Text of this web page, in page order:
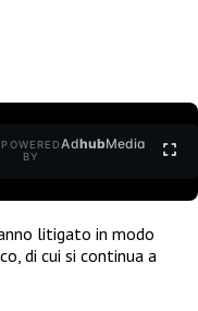
POWERED
BY
AdhubMedia
litigato in modo
di cui si continua a